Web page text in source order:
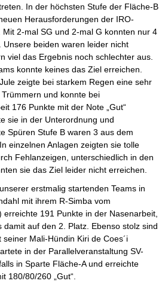
In der höchsten Stufe der Fläche-B
Herausforderungen der IRO-
2-mal SG und 2-mal G konnten nur 4
Unsere beiden waren leider nicht
viel das Ergebnis noch schlechter aus.
konnte keines das Ziel erreichen.
zeigte bei starkem Regen eine sehr
und konnte bei
176 Punkte mit der Note „Gut“
sie in der Unterordnung und
Spüren Stufe B waren 3 aus dem
einzelnen Anlagen zeigten sie tolle
Fehlanzeigen, unterschiedlich in den
sie das Ziel leider nicht erreichen.
erstmalig startenden Teams in
mit ihrem R-Simba vom
erreichte 191 Punkte in der Nasenarbeit,
auf den 2. Platz. Ebenso stolz sind
Mali-Hündin Kiri de Coes´i
in der Parallelveranstaltung SV-
in Sparte Fläche-A und erreichte
180/80/260 „Gut“.